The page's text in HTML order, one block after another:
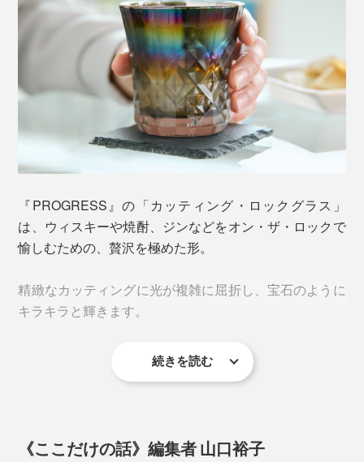
『PROGRESS』の「カッティング・ロックグラス」
は、ウィスキーや焼酎、ジンなどをオン・ザ・ロックで
愉しむための、贅沢を極めた形。
精緻なカッティングに光が複雑に屈折し、宝石のように
キラキラと輝きます。
続きを読む
《ここだけの話》編集者 山口裕子